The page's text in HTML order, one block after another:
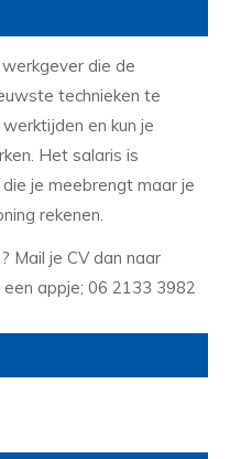
die de
technieken te
en kun je
Het salaris is
je meebrengt maar je
rekenen.
Mail je CV dan naar
appje; 06 2133 3982